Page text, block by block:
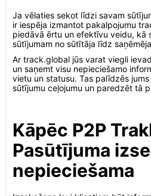
Ja vēlaties sekot līdzi savam
ir iespēja izmantot pakalpojumu
piedāvā ērtu un efektīvu veidu, kā
sūtījumam no sūtītāja līdz
Ar track.global jūs varat viegli
un saņemt visu nepieciešamo
vietu un statusu. Tas palīdzēs
sūtījumu ceļojumu un paredzēt tā
Kāpēc P2P
Pasūtījuma
nepieciešama